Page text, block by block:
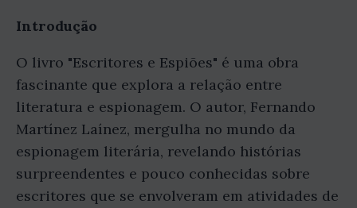
Introdução
O livro "Escritores e Espiões" é uma obra
fascinante que explora a relação entre
literatura e espionagem. O autor, Fernando
Martínez Laínez, mergulha no mundo da
espionagem literária, revelando histórias
surpreendentes e pouco conhecidas sobre
escritores que se envolveram em atividades de